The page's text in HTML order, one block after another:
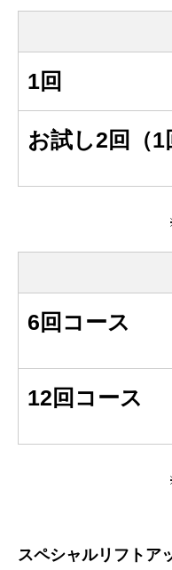
1回
お試し2回（1
6回コース
12回コース
スペシャルリフトア